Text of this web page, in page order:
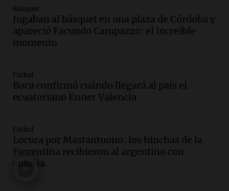
y críticas entre senadores
Panorama Federal
Episodios
Audio.
Marocco
Panorama Federal
Episodios
Panorama Federal
Episodios
Audio.
Básquet
Jugaban al básquet en una plaza de Córdoba y
apareció Facundo Campazzo: el increíble
momento
Fútbol
Boca confirmó cuándo llegará al país el
ecuatoriano Enner Valencia
Fútbol
Locura por Mastantuono: los hinchas de la
Fiorentina recibieron al argentino con
euforia